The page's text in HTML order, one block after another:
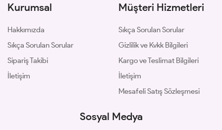
Kurumsal
Hakkımızda
Sıkça Sorulan Sorular
Sipariş Takibi
İletişim
Müşteri Hizmetleri
Sıkça Sorulan Sorular
Gizlilik ve Kvkk Bilgileri
Kargo ve Teslimat Bilgileri
İletişim
Mesafeli Satış Sözleşmesi
Sosyal Medya